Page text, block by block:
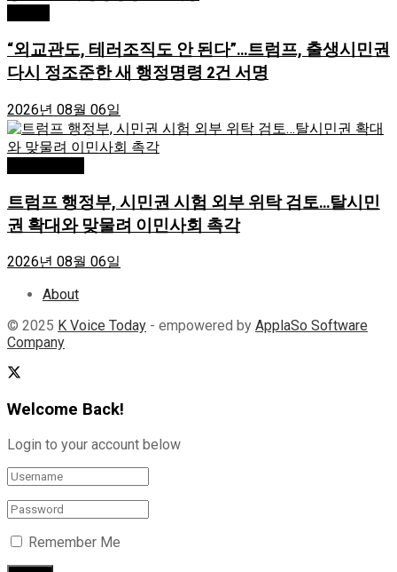
“외교관도, 테러조직도 안 된다”…트럼프, 출생시민권
다시 정조준한 새 행정명령 2건 서명
2026년 08월 06일
트럼프 행정부, 시민권 시험 외부 위탁 검토…탈시민
권 확대와 맞물려 이민사회 촉각
2026년 08월 06일
About
© 2025 K Voice Today - empowered by ApplaSo Software
Company
Welcome Back!
Login to your account below
Remember Me